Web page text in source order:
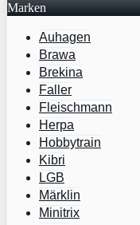
Marken
Auhagen
Brawa
Brekina
Faller
Fleischmann
Herpa
Hobbytrain
Kibri
LGB
Märklin
Minitrix